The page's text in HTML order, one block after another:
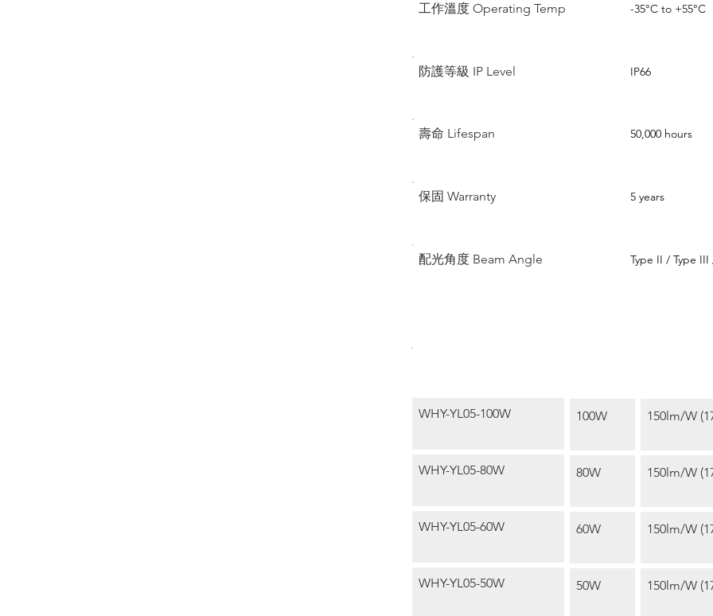
工作溫度 Operating Temp -35°C to +55°C
防護等級 IP Level IP66
壽命 Lifespan 50,000 hours
保固 Warranty 5 years
配光角度 Beam Angle Type II / Type III
WHY-YL05-100W
WHY-YL05-80W
WHY-YL05-60W
WHY-YL05-50W
100W
80W
60W
50W
150lm/W
150lm/W
150lm/W
150lm/W